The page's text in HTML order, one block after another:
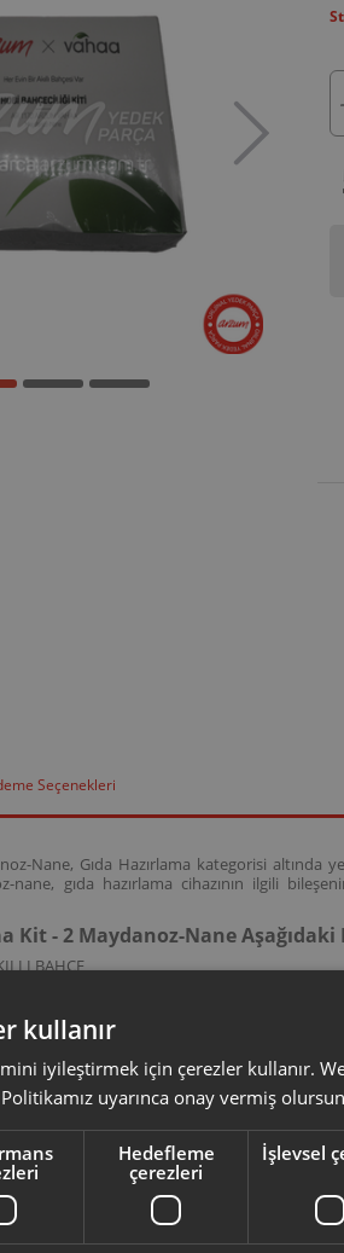
Seçenekleri
Nane, Gıda Hazırlama kategorisi
gıda hazırlama cihazının ilgili
Kit - 2 Maydanoz-Nane
BAHÇE
nane; AR1158 model kodlarına sahip
doğru çalışmasını desteklemek işlevini
ürününüzü uzun ömürlü ve
ürün kodunuz aracılığı ile kontrol
ve kullanım detayları için
https://
kolayca erişebilirsiniz.
kullanır
iyileştirmek için çerezler kullanır.
uyarınca onay vermiş
Hedefleme
çerezleri
İşlevsel